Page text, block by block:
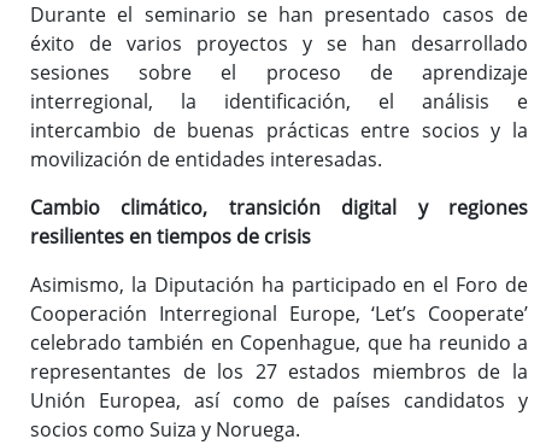
Durante el seminario se han presentado casos de
éxito de varios proyectos y se han desarrollado
sesiones sobre el proceso de aprendizaje
interregional, la identificación, el análisis e
intercambio de buenas prácticas entre socios y la
movilización de entidades interesadas.
Cambio climático, transición digital y regiones
resilientes en tiempos de crisis
Asimismo, la Diputación ha participado en el Foro de
Cooperación Interregional Europe, ‘Let’s Cooperate’
celebrado también en Copenhague, que ha reunido a
representantes de los 27 estados miembros de la
Unión Europea, así como de países candidatos y
socios como Suiza y Noruega.